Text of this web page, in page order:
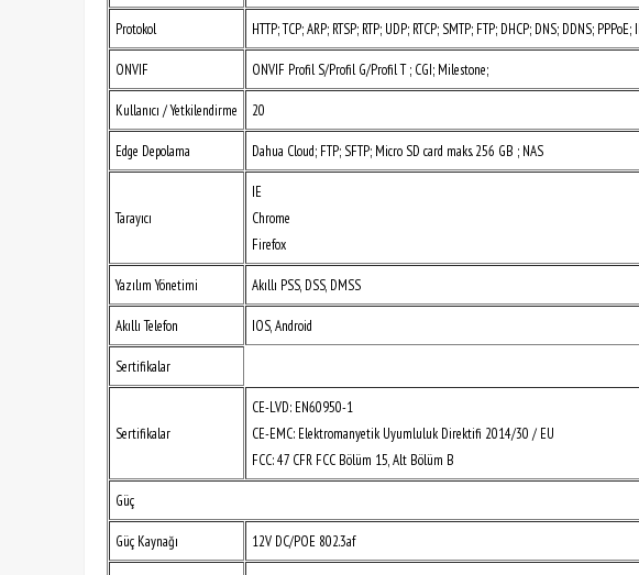
Protokol HTTP; TCP; ARP; RTSP; RTP; UDP; RTCP; SMTP; FTP; DHCP; DNS; DDNS;
ONVIF ONVIF Profil S/Profil G/Profil T ; CGI; Milestone;
Kullanıcı / Yetkilendirme 20
Edge Depolama Dahua Cloud; FTP; SFTP; Micro SD card maks. 256 GB ; NAS
Tarayıcı
IE
Chrome
Firefox
Yazılım Yönetimi Akıllı PSS, DSS, DMSS
Akıllı Telefon IOS, Android
Sertifikalar
Sertifikalar
CE-LVD: EN60950-1
CE-EMC: Elektromanyetik Uyumluluk Direktifi 2014/30 / EU
FCC: 47 CFR FCC Bölüm 15, Alt Bölüm B
Güç
Güç Kaynağı 12V DC/POE 802.3af